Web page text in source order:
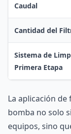
Caudal
Cantidad del
Sistema de
Primera Etapa
La aplicación
bomba no solo
equipos, sino